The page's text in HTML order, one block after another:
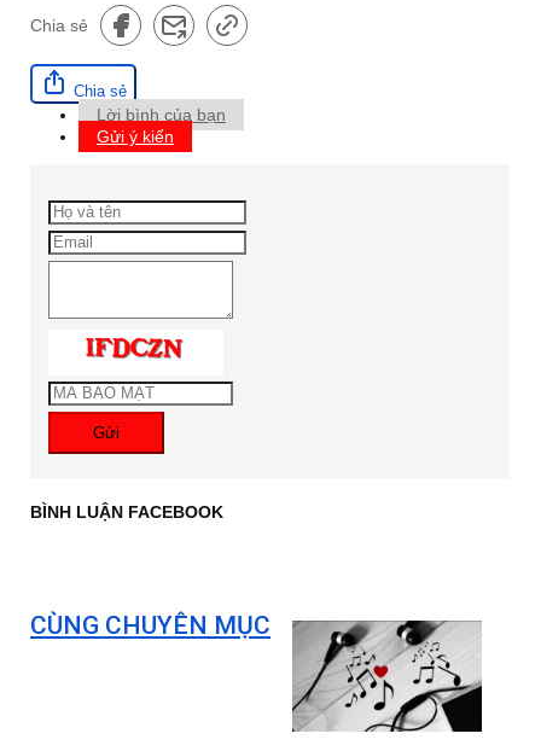
Chia sẻ
Chia sẻ
Lời bình của bạn
Gửi ý kiến
Gửi
BÌNH LUẬN FACEBOOK
CÙNG CHUYÊN MỤC